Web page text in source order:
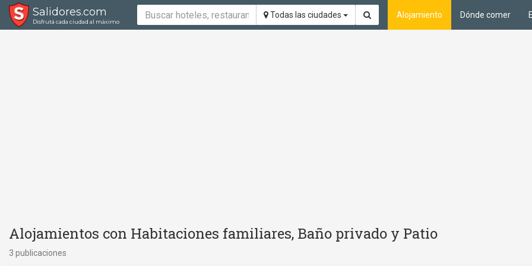
Salidores.com
Disfrutá cada ciudad al máximo
Todas las ciudades Alojamiento Dónde comer
Alojamientos con Habitaciones familiares, Baño privado y Patio
3 publicaciones